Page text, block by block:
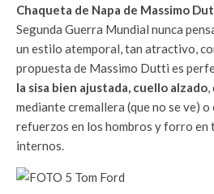
Chaqueta de Napa de Massimo
Segunda Guerra Mundial nunca
un estilo atemporal, tan atractivo,
propuesta de Massimo Dutti es
la sisa bien ajustada, cuello alzado,
mediante cremallera (que no se ve)
refuerzos en los hombros y forro en
internos.